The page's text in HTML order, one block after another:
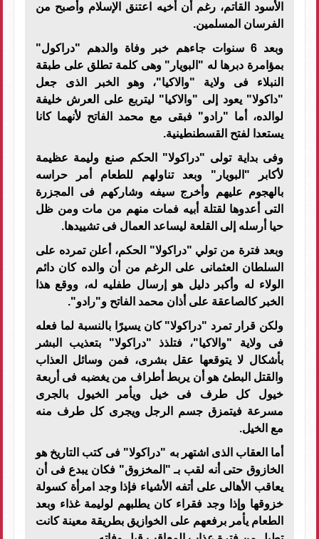
الأسود القاتم، رغم أن أخيه اعتنق الإسلام وأصبح من
الفرسان المسلمين.
وبعد 6 سنوات جاءهم خبر وفاة والدهم "دراكول"
بمؤامرة دبرها له "البويار" وهى كلمة تطلق على طبقة
النبلاء فى ولاية "والاكيا"، وهو الخبر الذى جعل
"داكولا" يعود إلى "والاكيا" ليتربع على العرش خليفة
لوالده، أما "رادو" فبقى مع محمد الفاتح لأنهما كانا
يستعدا لفتح القسطنطينية.
وفى بداية تولى "دراكولا" الحكم صنع وليمة عظيمة
لأكابر "البويار" وبعد تناولهم للطعام أمر حراسه
بالهجوم عليهم وأخرج سيفه وشاركهم فى المجزرة
التى أعدوها لقتلة أبيه فمات منهم من مات ومن ظل
حيا أرسله إلى القلعة ليساعد العمال فى تشييدها.
وبعد فترة من تولي "دراكولا" الحكم، أعلن تمرده على
السلطان العثمانى على الرغم من أن والده كان دائم
الولاء له وأكبر دليل هو إرسال طفليه له، ووقع هذا
الخبر كالصاعقة على أذان محمد الفاتح و"رادو".
ولكن قرار تمرد "دراكولا" كان يسيرًا بالنسبة لما فعله
فى ولاية "والاكيا"، فتلذذ "دراكولا" بتعذيب البشر
بأشكال لا يتوقعها عقل بشرى، فمن وسائل العذاب
والقتل البطئ هو أن يربط أطراف من يغضبه فى أربعة
خيول كل طرف فى خيل ويأمر الخيول بالجرى
مسرعة فيتمزق جسم الرجل ويجرى كل طرف منه
مع الخيل.
أما العقاب الذى اشتهر به "دراكولا" فى كتب التاريخ هو
الخازوق حتى أنه لقب بـ "المخزوق" فكان يبدع فى أن
يعاقب الأهالى على أتفه الأشياء فإذا وجد امرأة كسولة
خزوقها وإذا وجد فقراء كان يطلبهم لوليمة غذاء وبعد
الطعام يأمر برفعهم على الخوازيق بطريقة معينة كانت